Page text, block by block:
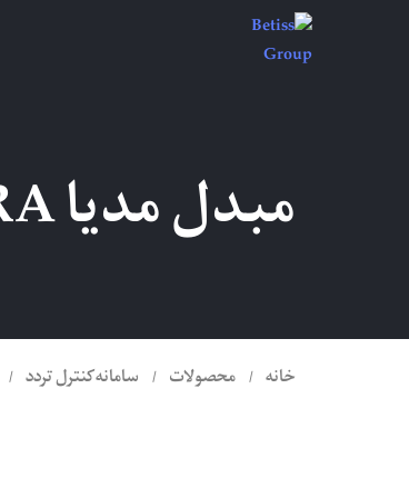
مبدل مدیا FX SFP SIQURA مدل XSNet 3200MC PoE+
خانه محصولات سامانه کنترل تردد